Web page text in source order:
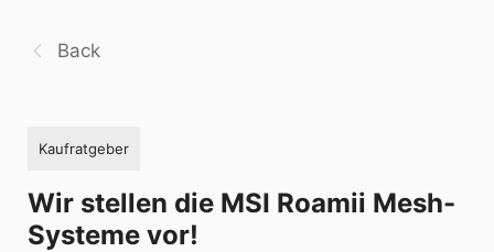
Back
Kaufratgeber
Wir stellen die MSI Roamii Mesh-
Systeme vor!